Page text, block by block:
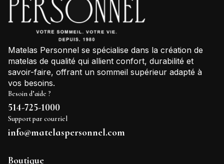
Matelas Personnel se spécialise dans la création de
matelas de qualité qui allient confort, durabilité et
savoir-faire, offrant un sommeil supérieur adapté à
vos besoins.
Besoin d’aide ?
514-725-1000
Support par courriel
info@matelaspersonnel.com
Boutique